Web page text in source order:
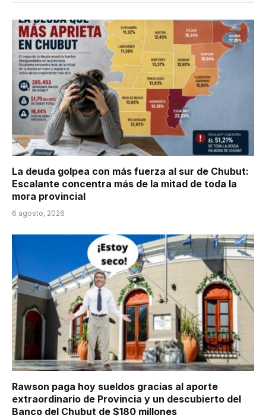
La deuda golpea con más fuerza al sur de Chubut:
Escalante concentra más de la mitad de toda la
mora provincial
6 agosto, 2026
Rawson paga hoy sueldos gracias al aporte
extraordinario de Provincia y un descubierto del
Banco del Chubut de $180 millones